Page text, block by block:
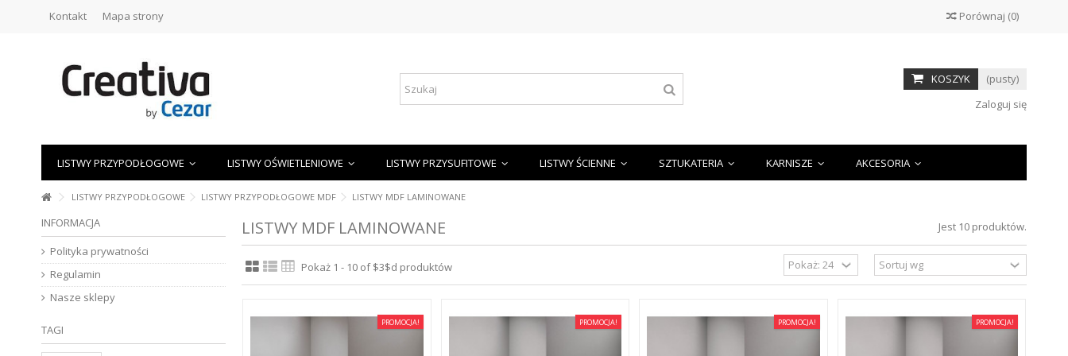
Kontakt Mapa strony Porównaj (0)
KOSZYK
(pusty)
Zaloguj się
LISTWY PRZYPODŁOGOWE LISTWY OŚWIETLENIOWE LISTWY PRZYSUFITOWE LISTWY ŚCIENNE SZTUKATERIA KARNISZE AKCESORIA
LISTWY PRZYPODŁOGOWE LISTWY PRZYPODŁOGOWE MDF LISTWY MDF LAMINOWANE
LISTWY MDF LAMINOWANE Jest 10 produktów.
Pokaż 1 - 10 of $3$d produktów
PROMOCJA! PROMOCJA! PROMOCJA! PROMOCJA!
INFORMACJA
Polityka prywatności
Regulamin
Nasze sklepy
TAGI